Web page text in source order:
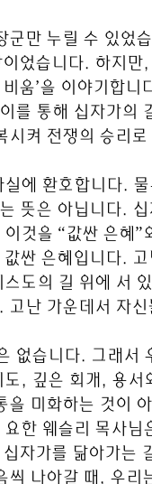
군만 누릴 수 있었
었습니다. 하지만
움’을 이야기합니
를 통해 십자가의
시켜 전쟁의 승리
에 환호합니다.
뜻은 아닙니다.
것을 “값싼 은혜”
싼 은혜입니다. 고
도의 길 위에 서
난 가운데서 자
없습니다. 그래서
, 깊은 회개, 용서
미화하는 것이
한 웨슬리 목사님
자가를 닮아가는
나아갈 때, 우리